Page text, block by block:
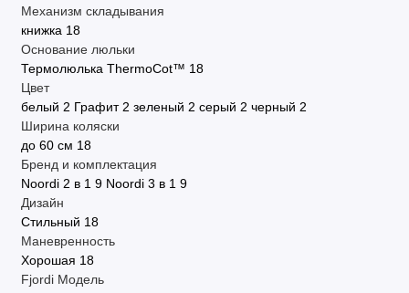
Механизм складывания
книжка 18
Основание люльки
Термолюлька ThermoCot™ 18
Цвет
белый 2 Графит 2 зеленый 2 серый 2 черный 2
Ширина коляски
до 60 см 18
Бренд и комплектация
Noordi 2 в 1 9 Noordi 3 в 1 9
Дизайн
Стильный 18
Маневренность
Хорошая 18
Fjordi Модель